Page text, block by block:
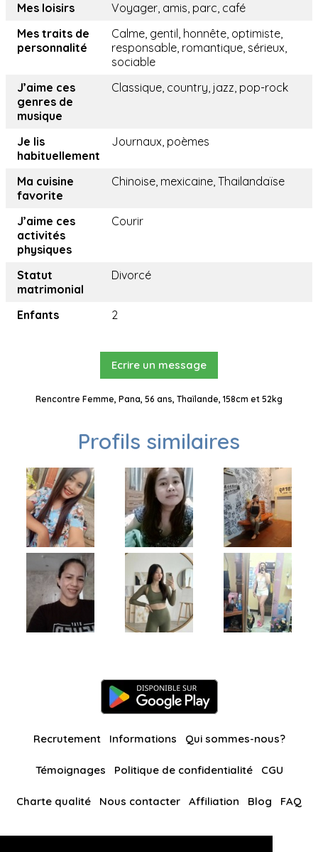
Mes loisirs
Voyager, amis, parc, café
Mes traits de
personnalité
Calme, gentil, honnête, optimiste,
responsable, romantique, sérieux,
sociable
J’aime ces
genres de
musique
Classique, country, jazz, pop-rock
Je lis
habituellement
Journaux, poèmes
Ma cuisine
favorite
Chinoise, mexicaine, Thailandaïse
J’aime ces
activités
physiques
Courir
Statut
matrimonial
Divorcé
Enfants 2
Ecrire un message
Rencontre Femme, Pana, 56 ans, Thaïlande, 158cm et 52kg
Profils similaires
Recrutement Informations Qui sommes-nous?
Témoignages Politique de confidentialité CGU
Charte qualité Nous contacter Affiliation Blog FAQ